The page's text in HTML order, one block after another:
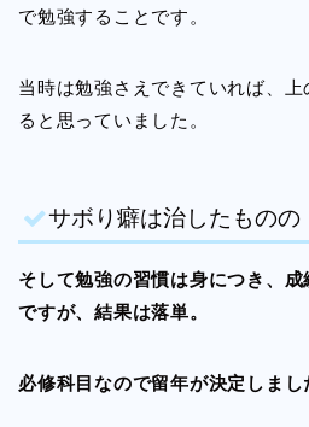
で勉強することです。
当時は勉強さえできていれば、
ると思っていました。
サボり癖は治したものの
そして勉強の習慣は身につき、
ですが、結果は落単。
必修科目なので留年が決定しまし